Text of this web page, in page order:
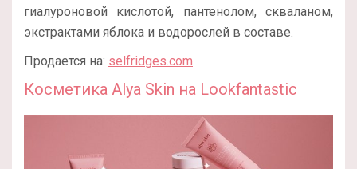
гиалуроновой кислотой, пантенолом, скваланом,
экстрактами яблока и водорослей в составе.
Продается на: selfridges.com
Косметика Alya Skin на Lookfantastic